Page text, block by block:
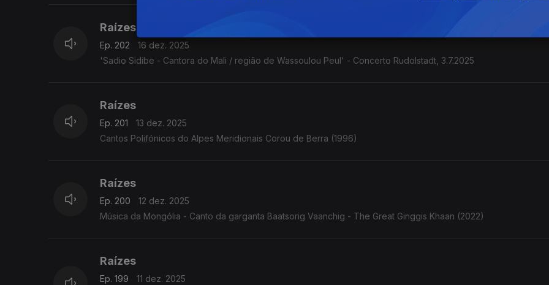
Raízes
Ep. 202
16 dez. 2025
'Sadio Sidibe - Cantora do Mali / região de Wassoulou Peul' - Concerto Rudolstadt, 3.7.2025
Raízes
Ep. 201
13 dez. 2025
Cantos Polifónicos do Alpes Meridionais Corou de Berra (1996)
Raízes
Ep. 200
12 dez. 2025
Música da Mongólia - Canto da garganta Baatsorig Vaanchig - The Great Ginggis Khaan (2022)
Raízes
Ep. 199
11 dez. 2025